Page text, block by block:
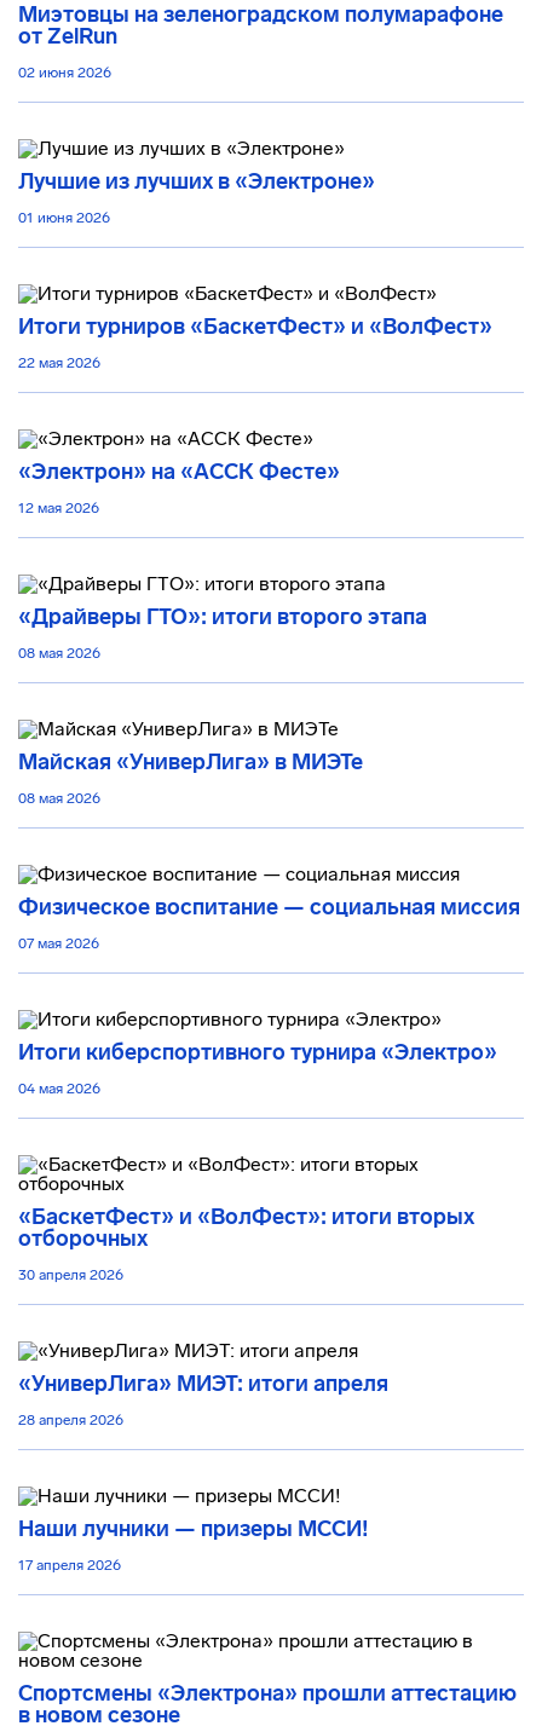
Миэтовцы на зеленоградском полумарафоне
от ZelRun
02 июня 2026
Лучшие из лучших в «Электроне»
01 июня 2026
Итоги турниров «БаскетФест» и «ВолФест»
22 мая 2026
«Электрон» на «АССК Фесте»
12 мая 2026
«Драйверы ГТО»: итоги второго этапа
08 мая 2026
Майская «УниверЛига» в МИЭТе
08 мая 2026
Физическое воспитание — социальная миссия
07 мая 2026
Итоги киберспортивного турнира «Электро»
04 мая 2026
«БаскетФест» и «ВолФест»: итоги вторых
отборочных
30 апреля 2026
«УниверЛига» МИЭТ: итоги апреля
28 апреля 2026
Наши лучники — призеры МССИ!
17 апреля 2026
Спортсмены «Электрона» прошли аттестацию
в новом сезоне